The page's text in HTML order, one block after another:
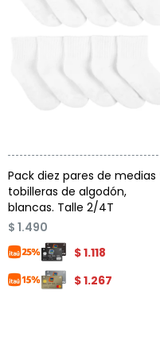
Pack diez pares de medias
tobilleras de algodón,
blancas. Talle 2/4T
$ 1.490
$1.118
$1.267